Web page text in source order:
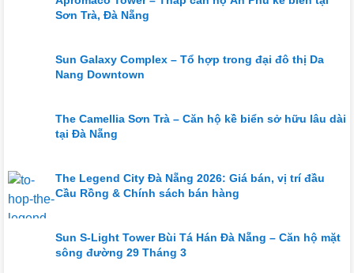
Sơn Trà, Đà Nẵng
Sun Galaxy Complex – Tổ hợp trong đại đô thị Da
Nang Downtown
The Camellia Sơn Trà – Căn hộ kề biển sở hữu lâu dài
tại Đà Nẵng
The Legend City Đà Nẵng 2026: Giá bán, vị trí đầu
Cầu Rồng & Chính sách bán hàng
Sun S-Light Tower Bùi Tá Hán Đà Nẵng – Căn hộ mặt
sông đường 29 Tháng 3